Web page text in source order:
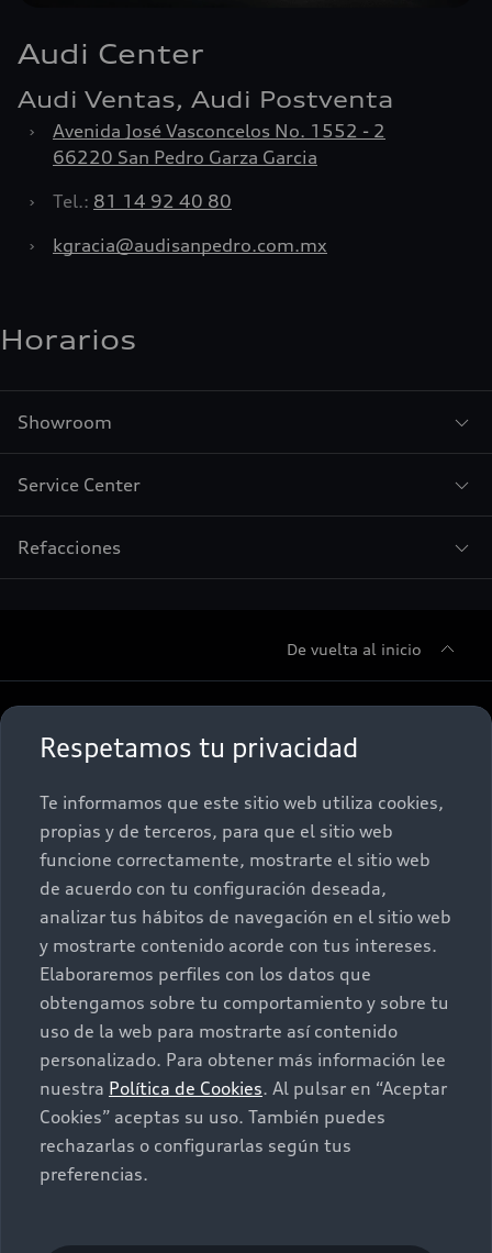
Respetamos tu privacidad
Te informamos que este sitio web utiliza cookies,
propias y de terceros, para que el sitio web
funcione correctamente, mostrarte el sitio web
de acuerdo con tu configuración deseada,
analizar tus hábitos de navegación en el sitio web
y mostrarte contenido acorde con tus intereses.
Elaboraremos perfiles con los datos que
obtengamos sobre tu comportamiento y sobre tu
uso de la web para mostrarte así contenido
personalizado. Para obtener más información lee
nuestra Política de Cookies. Al pulsar en “Aceptar
Cookies” aceptas su uso. También puedes
rechazarlas o configurarlas según tus
preferencias.
Audi Center
Audi Ventas, Audi Postventa
›
Avenida José Vasconcelos No. 1552 - 2
66220 San Pedro Garza Garcia
›
Tel.: 81 14 92 40 80
›
kgracia@audisanpedro.com.mx
Horarios
Showroom
Service Center
Refacciones
De vuelta al inicio
Sobre Nosotros
Nuestras Promociones
Postventa
Audi Aftersales
Autos Nuevos
Quiero un Audi nuevo
Seminuevos
Audi Certified :plus
Contacto
Contáctanos
Citas de servicio
Información de vehículo nuevo